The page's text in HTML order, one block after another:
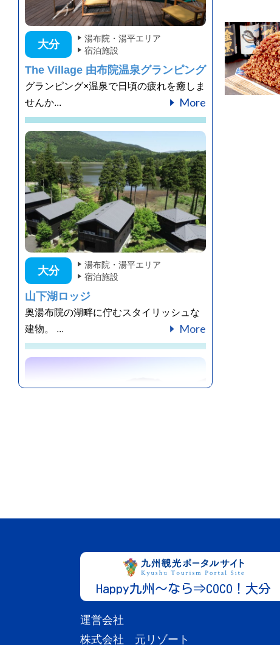
大分
湯布院・湯平エリア
宿泊施設
The Village 由布院温泉グランピング
グランピング×温泉で日頃の疲れを癒しま
せんか...
More
大分
湯布院・湯平エリア
宿泊施設
山下湖ロッジ
奥湯布院の湖畔に佇むスタイリッシュな
建物。 ...
More
More
Happy九州～なら⇒COCO！大分
運営会社
株式会社 元リゾート